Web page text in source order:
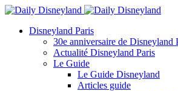
Disneyland Paris
30e anniversaire de Disneyland
Actualité Disneyland Paris
Le Guide
Le Guide Disneyland
Articles guide